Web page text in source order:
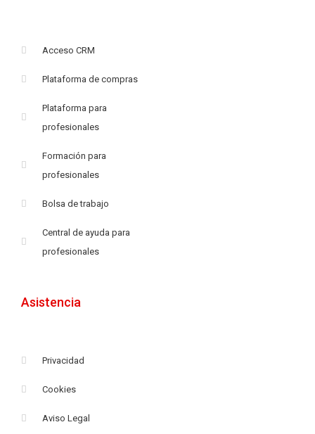
Acceso CRM
Plataforma de compras
Plataforma para
profesionales
Formación para
profesionales
Bolsa de trabajo
Central de ayuda para
profesionales
Asistencia
Privacidad
Cookies
Aviso Legal